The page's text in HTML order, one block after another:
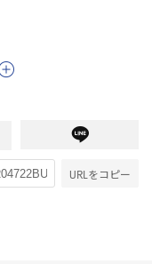
URLをコピー